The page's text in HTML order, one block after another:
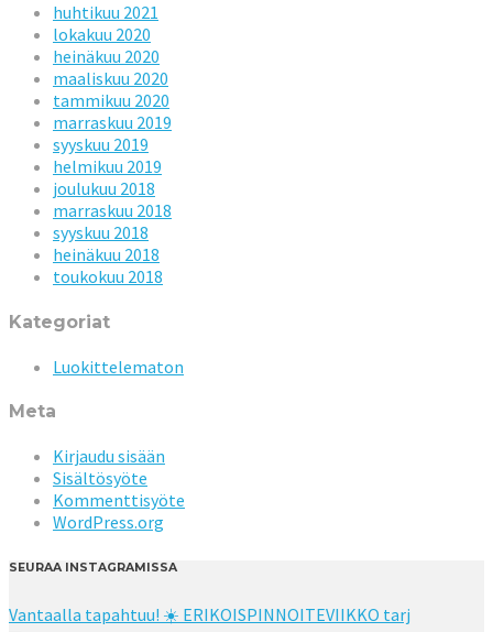
huhtikuu 2021
lokakuu 2020
heinäkuu 2020
maaliskuu 2020
tammikuu 2020
marraskuu 2019
syyskuu 2019
helmikuu 2019
joulukuu 2018
marraskuu 2018
syyskuu 2018
heinäkuu 2018
toukokuu 2018
Kategoriat
Luokittelematon
Meta
Kirjaudu sisään
Sisältösyöte
Kommenttisyöte
WordPress.org
SEURAA INSTAGRAMISSA
Vantaalla tapahtuu! ☀️ ERIKOISPINNOITEVIIKKO tarj